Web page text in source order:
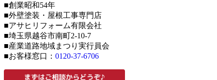
■創業昭和54年
■外壁塗装・屋根工事専門店
■アサヒリフォーム有限会社
■埼玉県越谷市南町2-10-7
■産業道路地域まつり実行員会
■お客様窓口： 0120-37-6706